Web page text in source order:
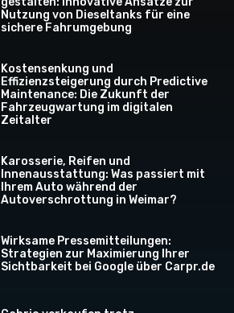
Nutzung von Dieseltanks für eine
sichere Fahrumgebung
Kostensenkung und
Effizienzsteigerung durch Predictive
Maintenance: Die Zukunft der
Fahrzeugwartung im digitalen
Zeitalter
Karosserie, Reifen und
Innenausstattung: Was passiert mit
Ihrem Auto während der
Autoverschrottung in Weimar?
Wirksame Pressemitteilungen:
Strategien zur Maximierung Ihrer
Sichtbarkeit bei Google über Carpr.de